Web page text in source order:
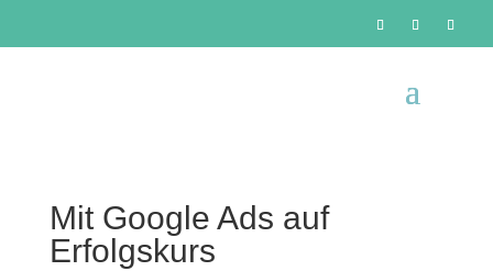
Mit Google Ads auf
Erfolgskurs